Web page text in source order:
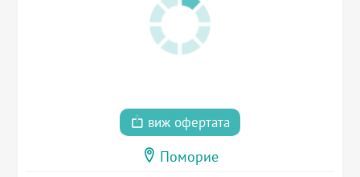
виж офертата
Поморие